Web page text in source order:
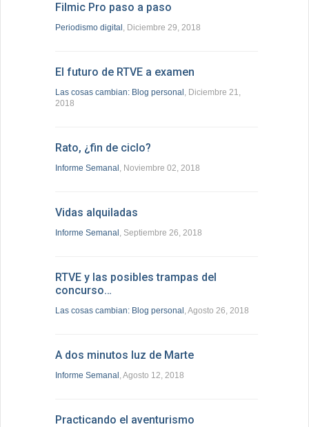
Filmic Pro paso a paso
Periodismo digital , Diciembre 29, 2018
El futuro de RTVE a examen
Las cosas cambian: Blog personal , Diciembre 21,
2018
Rato, ¿fin de ciclo?
Informe Semanal , Noviembre 02, 2018
Vidas alquiladas
Informe Semanal , Septiembre 26, 2018
RTVE y las posibles trampas del
concurso…
Las cosas cambian: Blog personal , Agosto 26, 2018
A dos minutos luz de Marte
Informe Semanal , Agosto 12, 2018
Practicando el aventurismo